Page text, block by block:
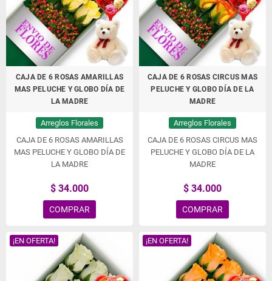
CAJA DE 6 ROSAS AMARILLAS
MAS PELUCHE Y GLOBO DÍA DE
LA MADRE
Arreglos Florales
CAJA DE 6 ROSAS AMARILLAS
MAS PELUCHE Y GLOBO DÍA DE
LA MADRE
$ 34.000
COMPRAR
CAJA DE 6 ROSAS CIRCUS MAS
PELUCHE Y GLOBO DÍA DE LA
MADRE
Arreglos Florales
CAJA DE 6 ROSAS CIRCUS MAS
PELUCHE Y GLOBO DÍA DE LA
MADRE
$ 34.000
COMPRAR
¡EN OFERTA! ¡EN OFERTA!